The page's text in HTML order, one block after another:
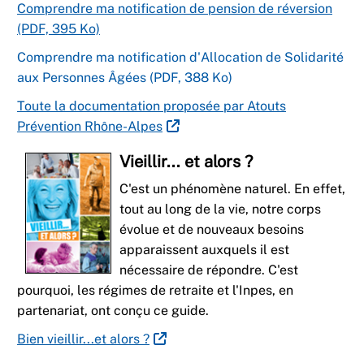
Comprendre ma notification de pension de réversion
(PDF, 395 Ko)
Comprendre ma notification d'Allocation de Solidarité
aux Personnes Âgées (PDF, 388 Ko)
Toute la documentation proposée par Atouts
Prévention Rhône-Alpes
Vieillir... et alors ?
C'est un phénomène naturel. En effet,
tout au long de la vie, notre corps
évolue et de nouveaux besoins
apparaissent auxquels il est
nécessaire de répondre. C'est
pourquoi, les régimes de retraite et l'Inpes, en
partenariat, ont conçu ce guide.
Bien vieillir...et alors ?